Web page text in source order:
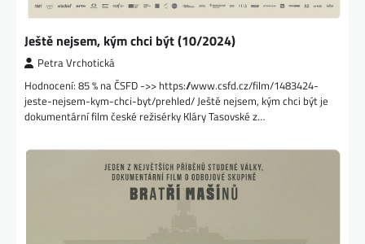
Ještě nejsem, kým chci být (10/2024)
Petra Vrchotická
Hodnocení: 85 % na ČSFD ->> https://www.csfd.cz/film/1483424-
jeste-nejsem-kym-chci-byt/prehled/ Ještě nejsem, kým chci být je
dokumentární film české režisérky Kláry Tasovské z…